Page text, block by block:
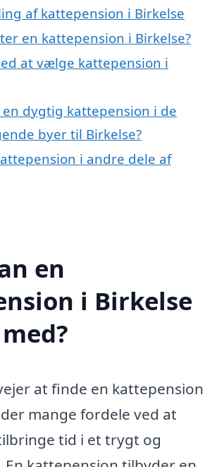
af kattepension i Birkelse
en kattepension i Birkelse?
at vælge kattepension i
en dygtig kattepension i de
byer til Birkelse?
i andre dele af
en
i Birkelse
at finde en kattepension
mange fordele ved at
tid i et trygt og